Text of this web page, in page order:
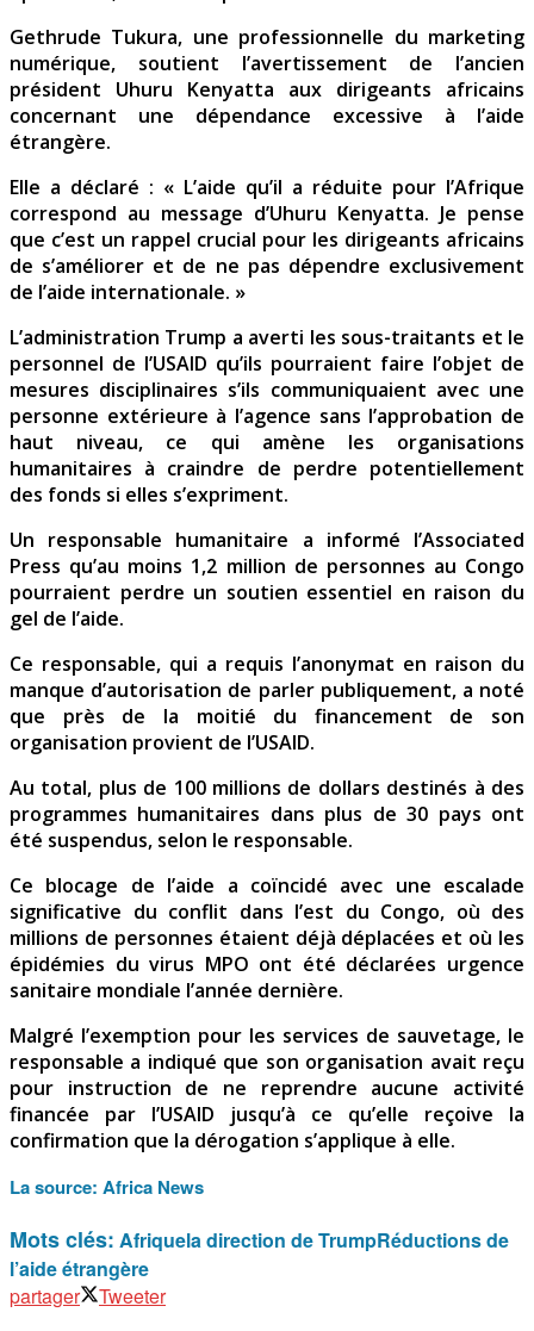
Gethrude Tukura, une professionnelle du marketing
numérique, soutient l’avertissement de l’ancien
président Uhuru Kenyatta aux dirigeants africains
concernant une dépendance excessive à l’aide
étrangère.
Elle a déclaré : « L’aide qu’il a réduite pour l’Afrique
correspond au message d’Uhuru Kenyatta. Je pense
que c’est un rappel crucial pour les dirigeants africains
de s’améliorer et de ne pas dépendre exclusivement
de l’aide internationale. »
L’administration Trump a averti les sous-traitants et le
personnel de l’USAID qu’ils pourraient faire l’objet de
mesures disciplinaires s’ils communiquaient avec une
personne extérieure à l’agence sans l’approbation de
haut niveau, ce qui amène les organisations
humanitaires à craindre de perdre potentiellement
des fonds si elles s’expriment.
Un responsable humanitaire a informé l’Associated
Press qu’au moins 1,2 million de personnes au Congo
pourraient perdre un soutien essentiel en raison du
gel de l’aide.
Ce responsable, qui a requis l’anonymat en raison du
manque d’autorisation de parler publiquement, a noté
que près de la moitié du financement de son
organisation provient de l’USAID.
Au total, plus de 100 millions de dollars destinés à des
programmes humanitaires dans plus de 30 pays ont
été suspendus, selon le responsable.
Ce blocage de l’aide a coïncidé avec une escalade
significative du conflit dans l’est du Congo, où des
millions de personnes étaient déjà déplacées et où les
épidémies du virus MPO ont été déclarées urgence
sanitaire mondiale l’année dernière.
Malgré l’exemption pour les services de sauvetage, le
responsable a indiqué que son organisation avait reçu
pour instruction de ne reprendre aucune activité
financée par l’USAID jusqu’à ce qu’elle reçoive la
confirmation que la dérogation s’applique à elle.
La source: Africa News
Mots clés: Afriquela direction de TrumpRéductions de
l’aide étrangère
partager
Tweeter